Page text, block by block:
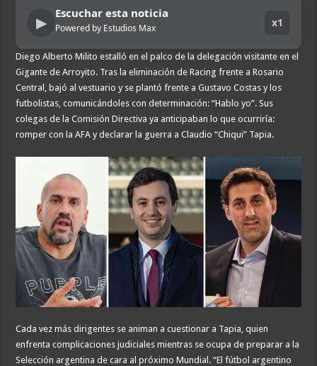
▶
Escuchar esta noticia
Powered by Estudios Max x1
Diego Alberto Milito estalló en el palco de la delegación visitante en el
Gigante de Arroyito. Tras la eliminación de Racing frente a Rosario
Central, bajó al vestuario y se plantó frente a Gustavo Costas y los
futbolistas, comunicándoles con determinación: “Hablo yo”. Sus
colegas de la Comisión Directiva ya anticipaban lo que ocurriría:
romper con la AFA y declarar la guerra a Claudio “Chiqui” Tapia.
Cada vez más dirigentes se animan a cuestionar a Tapia, quien
enfrenta complicaciones judiciales mientras se ocupa de preparar a la
Selección argentina de cara al próximo Mundial. “El fútbol argentino